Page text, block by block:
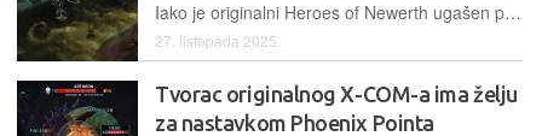
Iako je originalni Heroes of Newerth ugašen prije tri godine zbog neisplativosti, uskoro se vraća na scenu u novom izdanju pod nazivom Reborn, čija otvorena beta kreće za nekoliko tjedana
27. listopada 2025.
Tvorac originalnog X-COM-a ima želju
za nastavkom Phoenix Pointa